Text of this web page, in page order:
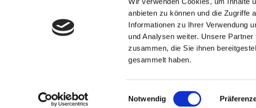
anbieten zu können und die Zugriffe
Informationen zu Ihrer Verwendung
und Analysen weiter. Unsere
zusammen, die Sie ihnen
gesammelt haben.
Einwilligungsauswahl
Notwendig
Adresse
Kfz-Sachverständigenbüro Will
E-